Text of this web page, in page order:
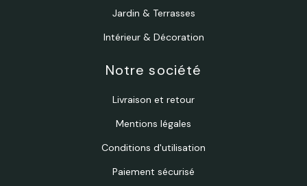
Jardin & Terrasses
Intérieur & Décoration
Notre société
Livraison et retour
Mentions légales
Conditions d'utilisation
Paiement sécurisé